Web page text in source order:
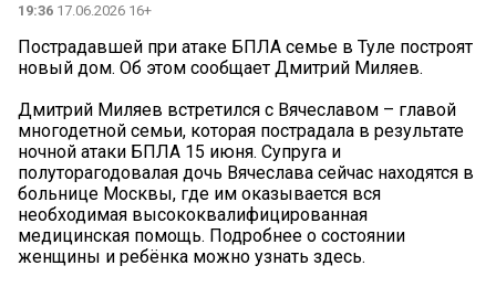
19:36 17.06.2026 16+
️Пострадавшей при атаке БПЛА семье в Туле построят
новый дом. Об этом сообщает Дмитрий Миляев.
Дмитрий Миляев встретился с Вячеславом – главой
многодетной семьи, которая пострадала в результате
ночной атаки БПЛА 15 июня. Супруга и
полуторагодовалая дочь Вячеслава сейчас находятся в
больнице Москвы, где им оказывается вся
необходимая высококвалифицированная
медицинская помощь. Подробнее о состоянии
женщины и ребёнка можно узнать здесь.